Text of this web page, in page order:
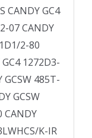
CANDY GC4
07 CANDY
2-80
1272D3-
GCSW 485T-
GCSW
CANDY
K-IR